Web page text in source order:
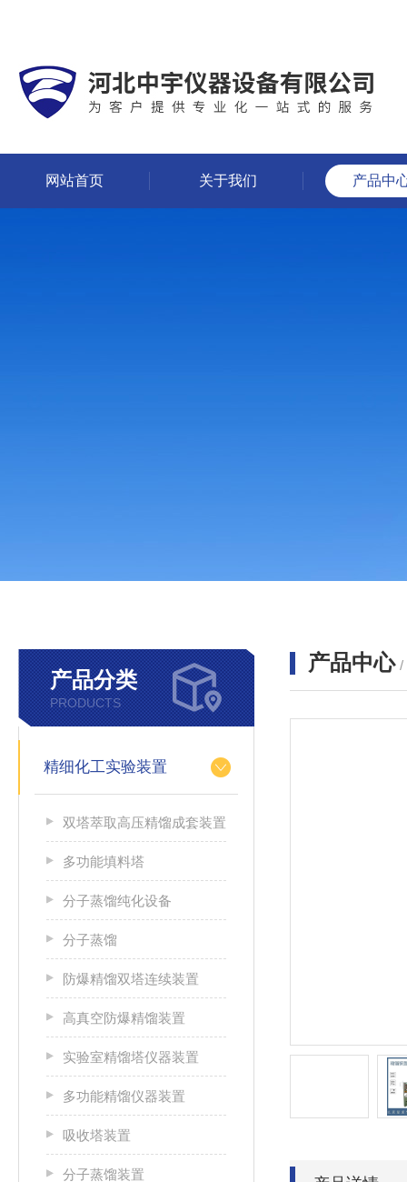
网站首页 关于我们 产品中
产品分类
PRODUCTS
精细化工实验装置
双塔萃取高压精馏成套装置
多功能填料塔
分子蒸馏纯化设备
分子蒸馏
防爆精馏双塔连续装置
高真空防爆精馏装置
实验室精馏塔仪器装置
多功能精馏仪器装置
吸收塔装置
分子蒸馏装置
产品中心 /